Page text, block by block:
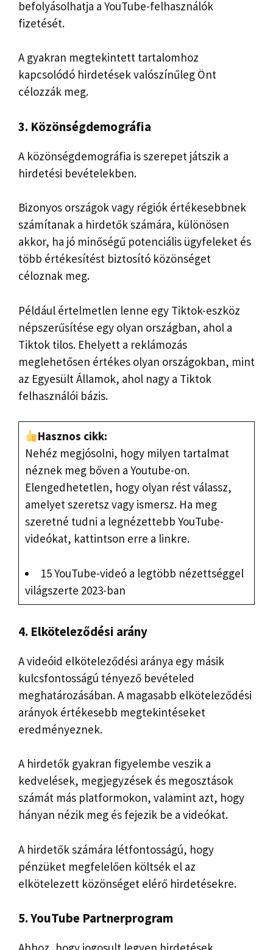
befolyásolhatja a YouTube-felhasználók
fizetését.
A gyakran megtekintett tartalomhoz
kapcsolódó hirdetések valószínűleg Önt
célozzák meg.
3. Közönségdemográfia
A közönségdemográfia is szerepet játszik a
hirdetési bevételekben.
Bizonyos országok vagy régiók értékesebbnek
számítanak a hirdetők számára, különösen
akkor, ha jó minőségű potenciális ügyfeleket és
több értékesítést biztosító közönséget
céloznak meg.
Például értelmetlen lenne egy Tiktok-eszköz
népszerűsítése egy olyan országban, ahol a
Tiktok tilos. Ehelyett a reklámozás
meglehetősen értékes olyan országokban, mint
az Egyesült Államok, ahol nagy a Tiktok
felhasználói bázis.
Hasznos cikk:
Nehéz megjósolni, hogy milyen tartalmat
néznek meg bőven a Youtube-on.
Elengedhetetlen, hogy olyan rést válassz,
amelyet szeretsz vagy ismersz. Ha meg
szeretné tudni a legnézettebb YouTube-
videókat, kattintson erre a linkre.
15 YouTube-videó a legtöbb nézettséggel
világszerte 2023-ban
4. Elköteleződési arány
A videóid elköteleződési aránya egy másik
kulcsfontosságú tényező bevételed
meghatározásában. A magasabb elköteleződési
arányok értékesebb megtekintéseket
eredményeznek.
A hirdetők gyakran figyelembe veszik a
kedvelések, megjegyzések és megosztások
számát más platformokon, valamint azt, hogy
hányan nézik meg és fejezik be a videókat.
A hirdetők számára létfontosságú, hogy
pénzüket megfelelően költsék el az
elkötelezett közönséget elérő hirdetésekre.
5. YouTube Partnerprogram